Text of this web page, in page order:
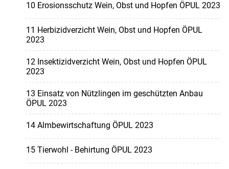
10 Erosionsschutz Wein, Obst und Hopfen ÖPUL 2023
11 Herbizidverzicht Wein, Obst und Hopfen ÖPUL
2023
12 Insektizidverzicht Wein, Obst und Hopfen ÖPUL
2023
13 Einsatz von Nützlingen im geschützten Anbau
ÖPUL 2023
14 Almbewirtschaftung ÖPUL 2023
15 Tierwohl - Behirtung ÖPUL 2023